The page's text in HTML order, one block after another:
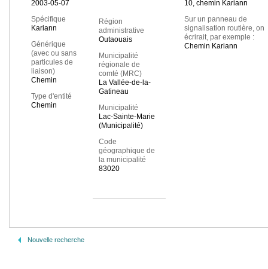
2003-05-07
Spécifique
Kariann
Générique
(avec ou sans
particules de
liaison)
Chemin
Type d'entité
Chemin
Région
administrative
Outaouais
Municipalité
régionale de
comté (MRC)
La Vallée-de-la-
Gatineau
Municipalité
Lac-Sainte-Marie
(Municipalité)
Code
géographique de
la municipalité
83020
10, chemin Kariann
Sur un panneau de
signalisation routière, on
écrirait, par exemple :
Chemin Kariann
Nouvelle recherche